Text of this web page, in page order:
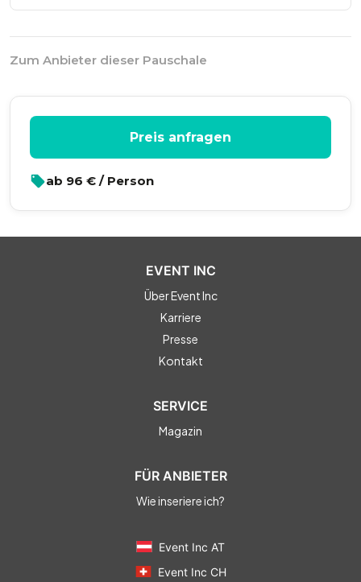
Zum Anbieter dieser Pauschale
Preis anfragen
ab 96 € / Person
EVENT INC
Über Event Inc
Karriere
Presse
Kontakt
SERVICE
Magazin
FÜR ANBIETER
Wie inseriere ich?
Event Inc AT
Event Inc CH